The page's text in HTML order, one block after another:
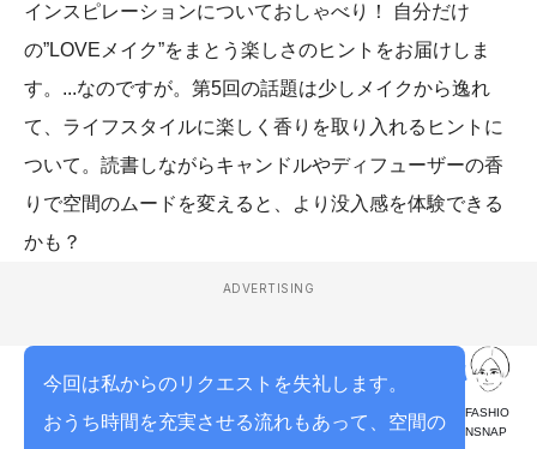
インスピレーションについておしゃべり！ 自分だけ
の”LOVEメイク”をまとう楽しさのヒントをお届けしま
す。...なのですが。第5回の話題は少しメイクから逸れ
て、ライフスタイルに楽しく香りを取り入れるヒントに
ついて。読書しながらキャンドルやディフューザーの香
りで空間のムードを変えると、より没入感を体験できる
かも？
ADVERTISING
今回は私からのリクエストを失礼します。
おうち時間を充実させる流れもあって、空間の
FASHIO
NSNAP